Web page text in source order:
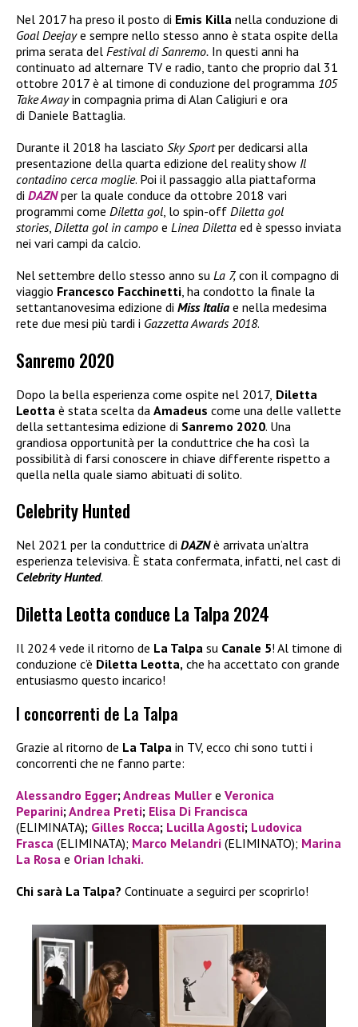
Nel 2017 ha preso il posto di Emis Killa nella conduzione di
Goal Deejaye sempre nello stesso anno è stata ospite della
prima serata del Festival di Sanremo. In questi anni ha
continuato ad alternare TV e radio, tanto che proprio dal 31
ottobre 2017 è al timone di conduzione del programma 105
Take Awayin compagnia prima di Alan Caligiuri e ora
di Daniele Battaglia.
Durante il 2018 ha lasciato Sky Sportper dedicarsi alla
presentazione della quarta edizione del reality show Il
contadino cerca moglie. Poi il passaggio alla piattaforma
di DAZNper la quale conduce da ottobre 2018 vari
programmi come Diletta gol, lo spin-off Diletta gol
stories, Diletta gol in campo e Linea Diletta ed è spesso inviata
nei vari campi da calcio.
Nel settembre dello stesso anno su La 7, con il compagno di
viaggio Francesco Facchinetti, ha condotto la finale la
settantanovesima edizione di Miss Italia e nella medesima
rete due mesi più tardi i Gazzetta Awards 2018.
Sanremo 2020
Dopo la bella esperienza come ospite nel 2017, Diletta
Leotta è stata scelta da Amadeus come una delle vallette
della settantesima edizione di Sanremo 2020. Una
grandiosa opportunità per la conduttrice che ha così la
possibilità di farsi conoscere in chiave differente rispetto a
quella nella quale siamo abituati di solito.
Celebrity Hunted
Nel 2021 per la conduttrice di DAZNè arrivata un’altra
esperienza televisiva. È stata confermata, infatti, nel cast di
Celebrity Hunted.
Diletta Leotta conduce La Talpa 2024
Il 2024 vede il ritorno de La Talpa su Canale 5! Al timone di
conduzione c’è Diletta Leotta, che ha accettato con grande
entusiasmo questo incarico!
I concorrenti de La Talpa
Grazie al ritorno de La Talpa in TV, ecco chi sono tutti i
concorrenti che ne fanno parte:
Alessandro Egger; Andreas Muller e Veronica
Peparini; Andrea Preti; Elisa Di Francisca
(ELIMINATA); Gilles Rocca; Lucilla Agosti; Ludovica
Frasca (ELIMINATA); Marco Melandri (ELIMINATO); Marina
La Rosa e Orian Ichaki.
Chi sarà La Talpa? Continuate a seguirci per scoprirlo!